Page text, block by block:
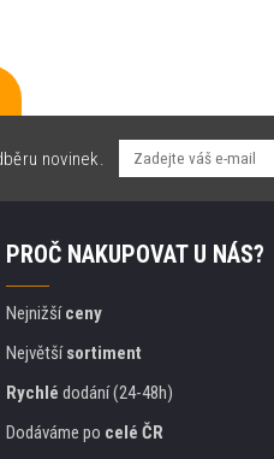
novinek.
PROČ NAKUPOVAT U NÁS?
Nejnižšíceny
Největšísortiment
Rychlé dodání (24-48h)
Dodáváme po celé ČR